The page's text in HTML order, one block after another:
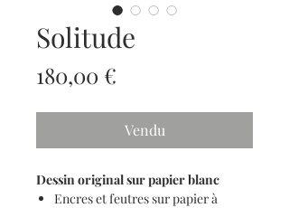
Solitude
180,00 €
Vendu
Dessin original sur papier blanc
Encres et feutres sur papier à